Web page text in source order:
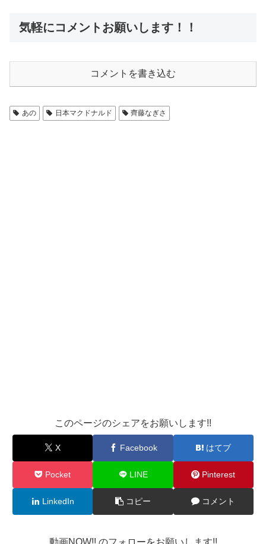
気軽にコメントお願いします！！
コメントを書き込む
あの 日本マクドナルド 齊藤なぎさ
このページのシェアをお願いします!!
X Facebook はてブ
Pocket LINE Pinterest
LinkedIn コピー コメント
動画NOW!! のフォローをお願いします!!